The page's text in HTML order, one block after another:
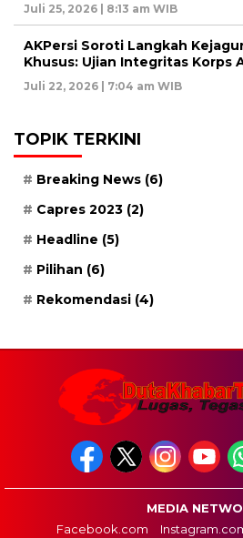
Juli 25, 2026 | 8:13 am WIB
AKPersi Soroti Langkah
Khusus: Ujian Integritas Korps
Juli 22, 2026 | 7:04 am WIB
TOPIK TERKINI
Breaking News (6)
Capres 2023 (2)
Headline (5)
Pilihan (6)
Rekomendasi (4)
MEDIA
Facebook.com